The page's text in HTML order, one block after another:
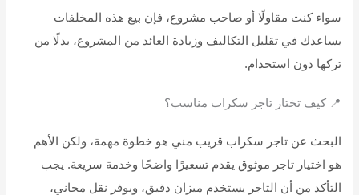
سواء كنت مقاولًا أو صاحب مشروع، فإن بيع هذه المخلفات
يساعدك في تقليل التكاليف وزيادة العائد من المشروع، بدلًا من
تركها دون استخدام.
📍 كيف تختار تاجر سكراب مناسب؟
البحث عن تاجر سكراب قريب مني هو خطوة مهمة، ولكن الأهم
هو اختيار تاجر موثوق يقدم تسعيرًا واضحًا وخدمة سريعة. يجب
التأكد من أن التاجر يستخدم ميزان دقيق، ويوفر نقل مجاني،